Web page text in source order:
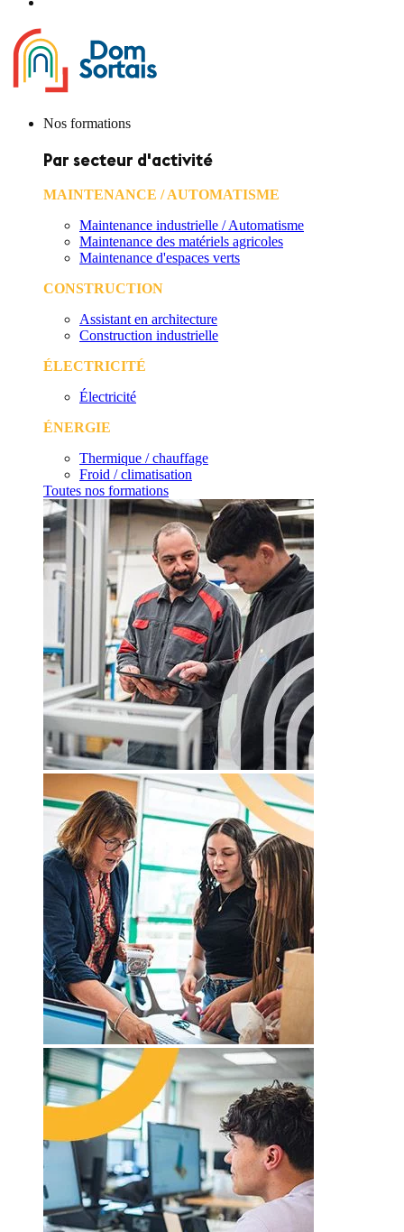
Nos formations
Par secteur d'activité
MAINTENANCE / AUTOMATISME
Maintenance industrielle / Automatisme
Maintenance des matériels agricoles
Maintenance d'espaces verts
CONSTRUCTION
Assistant en architecture
Construction industrielle
ÉLECTRICITÉ
Électricité
ÉNERGIE
Thermique / chauffage
Froid / climatisation
Toutes nos formations